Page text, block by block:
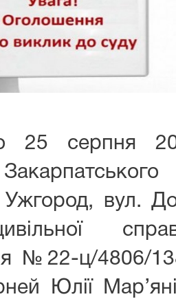
що 25 серпня
вул.
№22-ц/4806/
Юлії